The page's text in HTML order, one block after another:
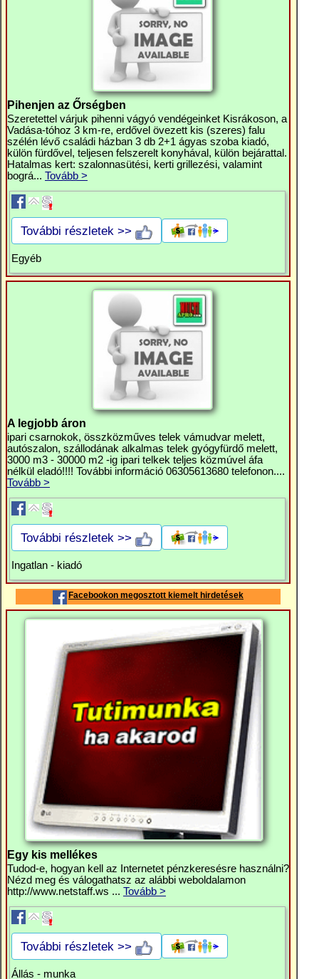
Pihenjen az Őrségben
Szeretettel várjuk pihenni vágyó vendégeinket Kisrákoson, a
Vadása-tóhoz 3 km-re, erdővel övezett kis (szeres) falu
szélén lévő családi házban 3 db 2+1 ágyas szoba kiadó,
külön fürdővel, teljesen felszerelt konyhával, külön bejárattal.
Hatalmas kert: szalonnasütési, kerti grillezési, valamint
bográ... Tovább >
További részletek >>
Egyéb
A legjobb áron
ipari csarnokok, összközműves telek vámudvar melett,
autószalon, szállodának alkalmas telek gyógyfürdő melett,
3000 m3 - 30000 m2 -ig ipari telkek teljes közmúvel áfa
nélkül eladó!!!! További információ 06305613680 telefonon....
Tovább >
További részletek >>
Ingatlan - kiadó
Facebookon megosztott kiemelt hirdetések
Egy kis mellékes
Tudod-e, hogyan kell az Internetet pénzkeresésre használni?
Nézd meg és válogathatsz az alábbi weboldalamon
http://www.netstaff.ws ... Tovább >
További részletek >>
Állás - munka